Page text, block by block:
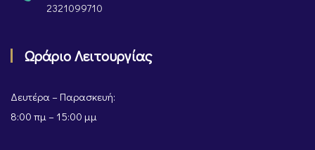
2321099710
Ωράριο Λειτουργίας
Δευτέρα – Παρασκευή:
8:00 πμ – 15:00 μμ